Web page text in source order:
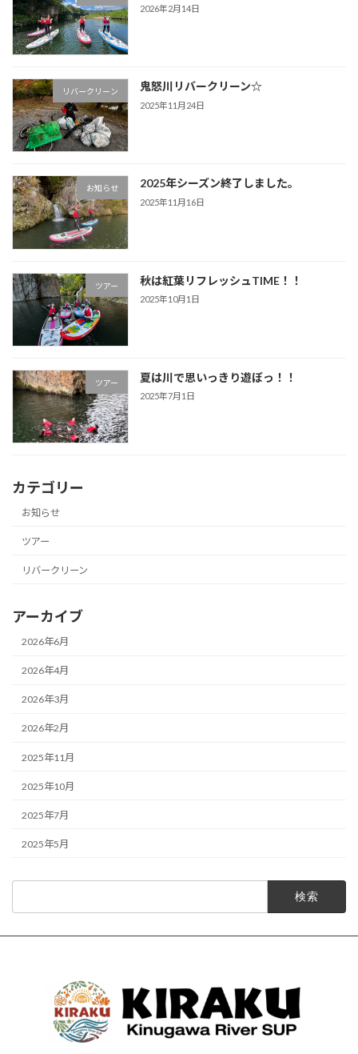
2026年2月14日
リバークリーン 鬼怒川リバークリーン☆
2025年11月24日
お知らせ 2025年シーズン終了しました。
2025年11月16日
ツアー 秋は紅葉リフレッシュTIME！！
2025年10月1日
ツアー 夏は川で思いっきり遊ぼっ！！
2025年7月1日
カテゴリー
お知らせ
ツアー
リバークリーン
アーカイブ
2026年6月
2026年4月
2026年3月
2026年2月
2025年11月
2025年10月
2025年7月
2025年5月